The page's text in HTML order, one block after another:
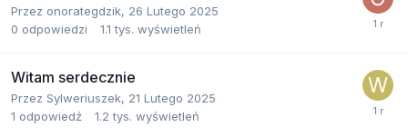
Przez onorategdzik, 26 Lutego 2025
0 odpowiedzi 1.1 tys. wyświetleń
Witam serdecznie
Przez Sylweriuszek, 21 Lutego 2025
1 odpowiedź 1.2 tys. wyświetleń